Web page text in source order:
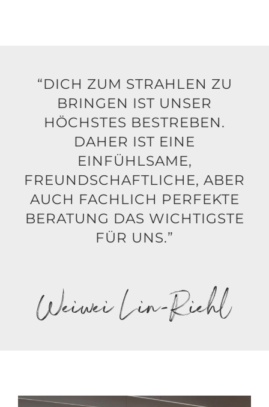
“DICH ZUM STRAHLEN ZU
BRINGEN IST UNSER
HÖCHSTES BESTREBEN.
DAHER IST EINE
EINFÜHLSAME,
FREUNDSCHAFTLICHE, ABER
AUCH FACHLICH PERFEKTE
BERATUNG DAS WICHTIGSTE
FÜR UNS.”